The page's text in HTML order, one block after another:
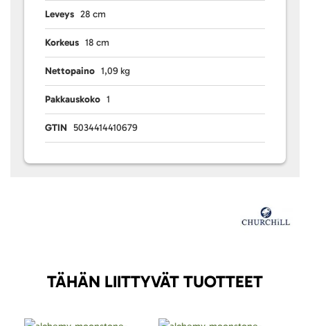
Leveys 28 cm
Korkeus 18 cm
Nettopaino 1,09 kg
Pakkauskoko 1
GTIN 5034414410679
TÄHÄN LIITTYVÄT TUOTTEET